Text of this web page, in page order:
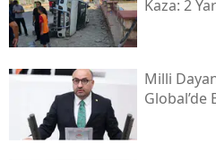
Kaza: 2
Milli
Global’de